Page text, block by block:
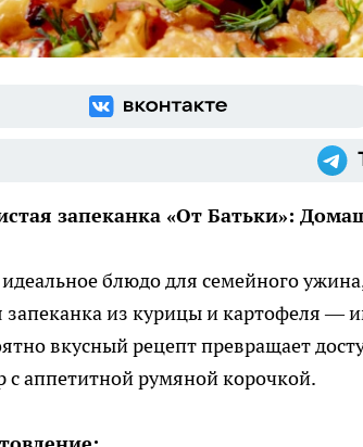
запеканка «От Батьки»:
блюдо для семейного
запеканка из курицы и картофеля —
вкусный рецепт превращает
с аппетитной румяной корочкой.